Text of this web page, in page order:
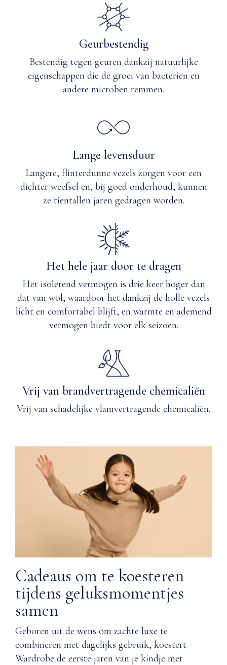
Geurbestendig
Bestendig tegen geuren dankzij natuurlijke
eigenschappen die de groei van bacteriën en
andere microben remmen.
Lange levensduur
Langere, flinterdunne vezels zorgen voor een
dichter weefsel en, bij goed onderhoud, kunnen
ze tientallen jaren gedragen worden.
Het hele jaar door te dragen
Het isolerend vermogen is drie keer hoger dan
dat van wol, waardoor het dankzij de holle vezels
licht en comfortabel blijft, en warmte en ademend
vermogen biedt voor elk seizoen.
Vrij van brandvertragende chemicaliën
Vrij van schadelijke vlamvertragende chemicaliën.
Cadeaus om te koesteren
tijdens geluksmomentjes
samen
Geboren uit de wens om zachte luxe te
combineren met dagelijks gebruik, koestert
Wardrobe de eerste jaren van je kindje met